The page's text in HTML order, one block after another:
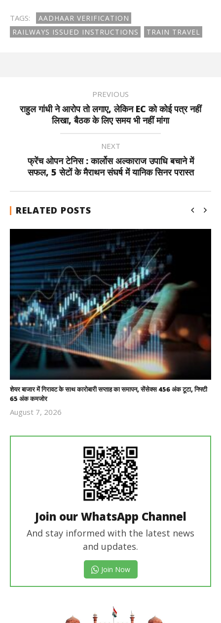
TAGS:
AADHAAR VERIFICATION
RAILWAYS ISSUED INSTRUCTIONS
TRAIN TRAVEL
PREVIOUS
राहुल गांधी ने आरोप तो लगाए, लेकिन EC को कोई पत्र नहीं
लिखा, बैठक के लिए समय भी नहीं मांगा
NEXT
फ्रेंच ओपन टेनिस : कार्लोस अल्काराज उपाधि बचाने में
सफल, 5 सेटों के मैराथन संघर्ष में यानिक सिनर परास्त
RELATED POSTS
शेयर बाजार में गिरावट के साथ कारोबारी सप्ताह का समापन, सेंसेक्स 456 अंक टूटा, निफ्टी
65 अंक कमजोर
August 7, 2026
Join our WhatsApp Channel
And stay informed with the latest news
and updates.
Join Now